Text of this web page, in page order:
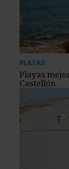
PLAYAS
Playas
Castellón